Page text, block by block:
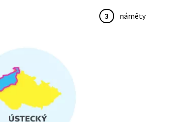
3 náměty